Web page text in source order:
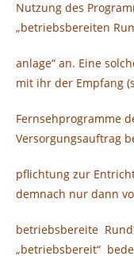
Nutzung des
„betriebsbereiten
anlage“ an. Eine
mit ihr der Empfang
Fernsehprogramme
Versorgungsauftrag
pflichtung zur
demnach nur dann
betriebsbereite
„betriebsbereit“